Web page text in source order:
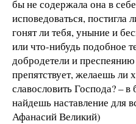
бы не содержала она в
исповедоваться, постигла
гонят ли тебя, уныние и
или что-нибудь подобное
добродетели и
препятствует, желаешь ли
славословить Господа? –
найдешь наставление для
Афанасий Великий)